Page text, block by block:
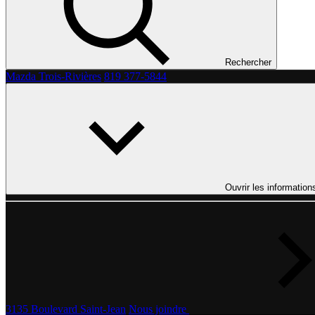
Rechercher
Mazda Trois-Rivières 819 377-5844
Ouvrir les
3135 Boulevard Saint-Jean Nous joindre